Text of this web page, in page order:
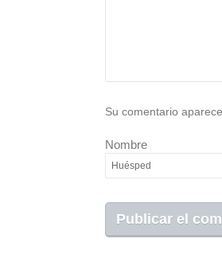
Su comentario
Nombre